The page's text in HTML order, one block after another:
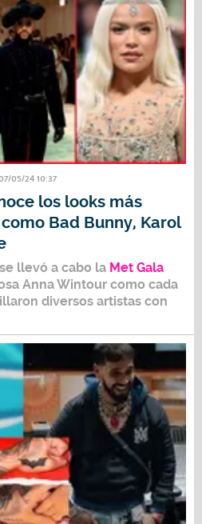
05/24 10:37
los looks más
Bad Bunny, Karol
llevó a cabo la Met Gala
Anna Wintour como cada
diversos artistas con